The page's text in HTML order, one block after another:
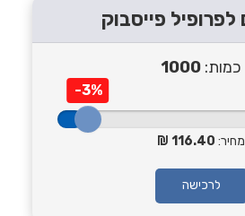
לפרופיל פייסבוק
כמות: 1000
-3%
מחיר: 116.40
לרכישה